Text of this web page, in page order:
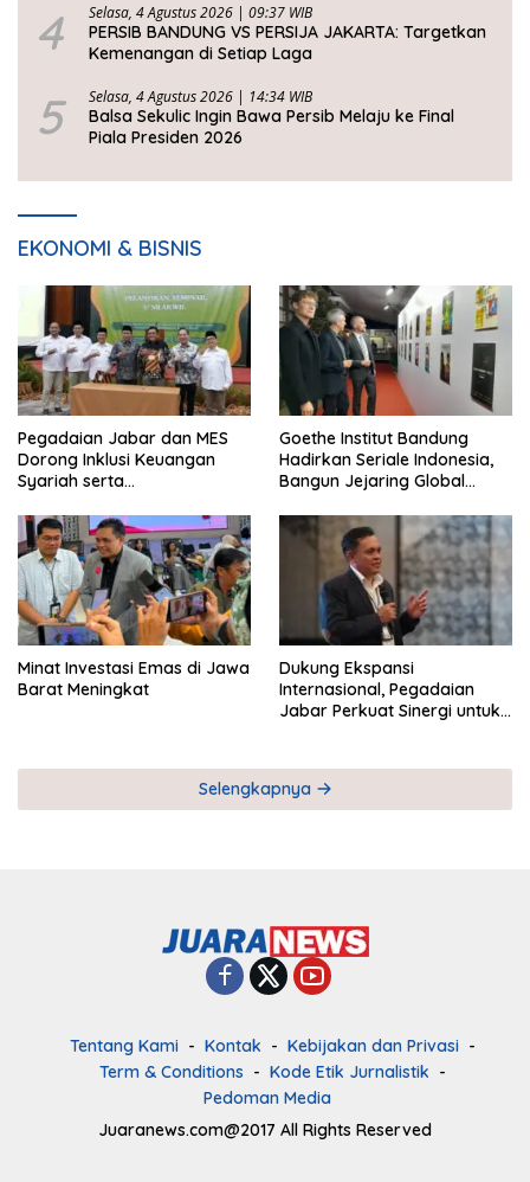
4 Selasa, 4 Agustus 2026 | 09:37 WIB
PERSIB BANDUNG VS PERSIJA JAKARTA: Targetkan
Kemenangan di Setiap Laga
5 Selasa, 4 Agustus 2026 | 14:34 WIB
Balsa Sekulic Ingin Bawa Persib Melaju ke Final
Piala Presiden 2026
EKONOMI & BISNIS
Pegadaian Jabar dan MES
Dorong Inklusi Keuangan
Syariah serta
Goethe Institut Bandung
Hadirkan Seriale Indonesia,
Bangun Jejaring Global
Minat Investasi Emas di Jawa
Barat Meningkat
Dukung Ekspansi
Internasional, Pegadaian
Jabar Perkuat Sinergi untuk
Selengkapnya
Tentang Kami Kontak
Kebijakan dan Privasi
Term & Conditions
Kode Etik Jurnalistik
Pedoman Media
Juaranews.com@2017 All Rights Reserved